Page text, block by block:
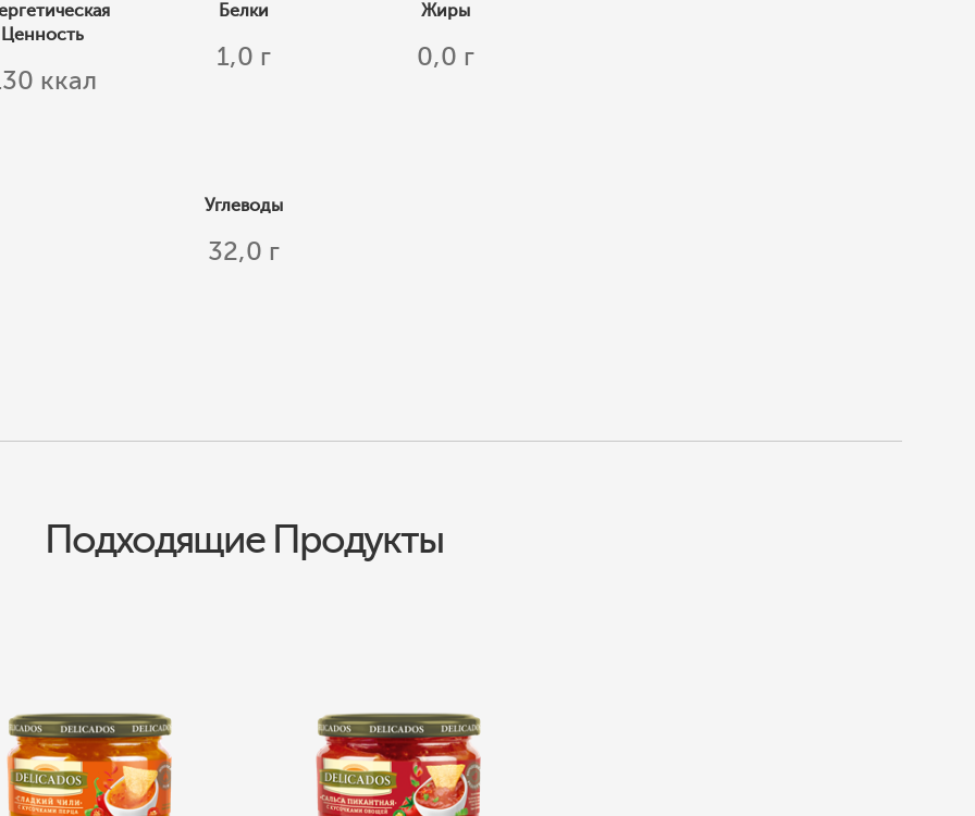
Ценность
ккал
Белки
1,0 г
Жиры
0,0 г
Углеводы
32,0 г
Подходящие Продукты